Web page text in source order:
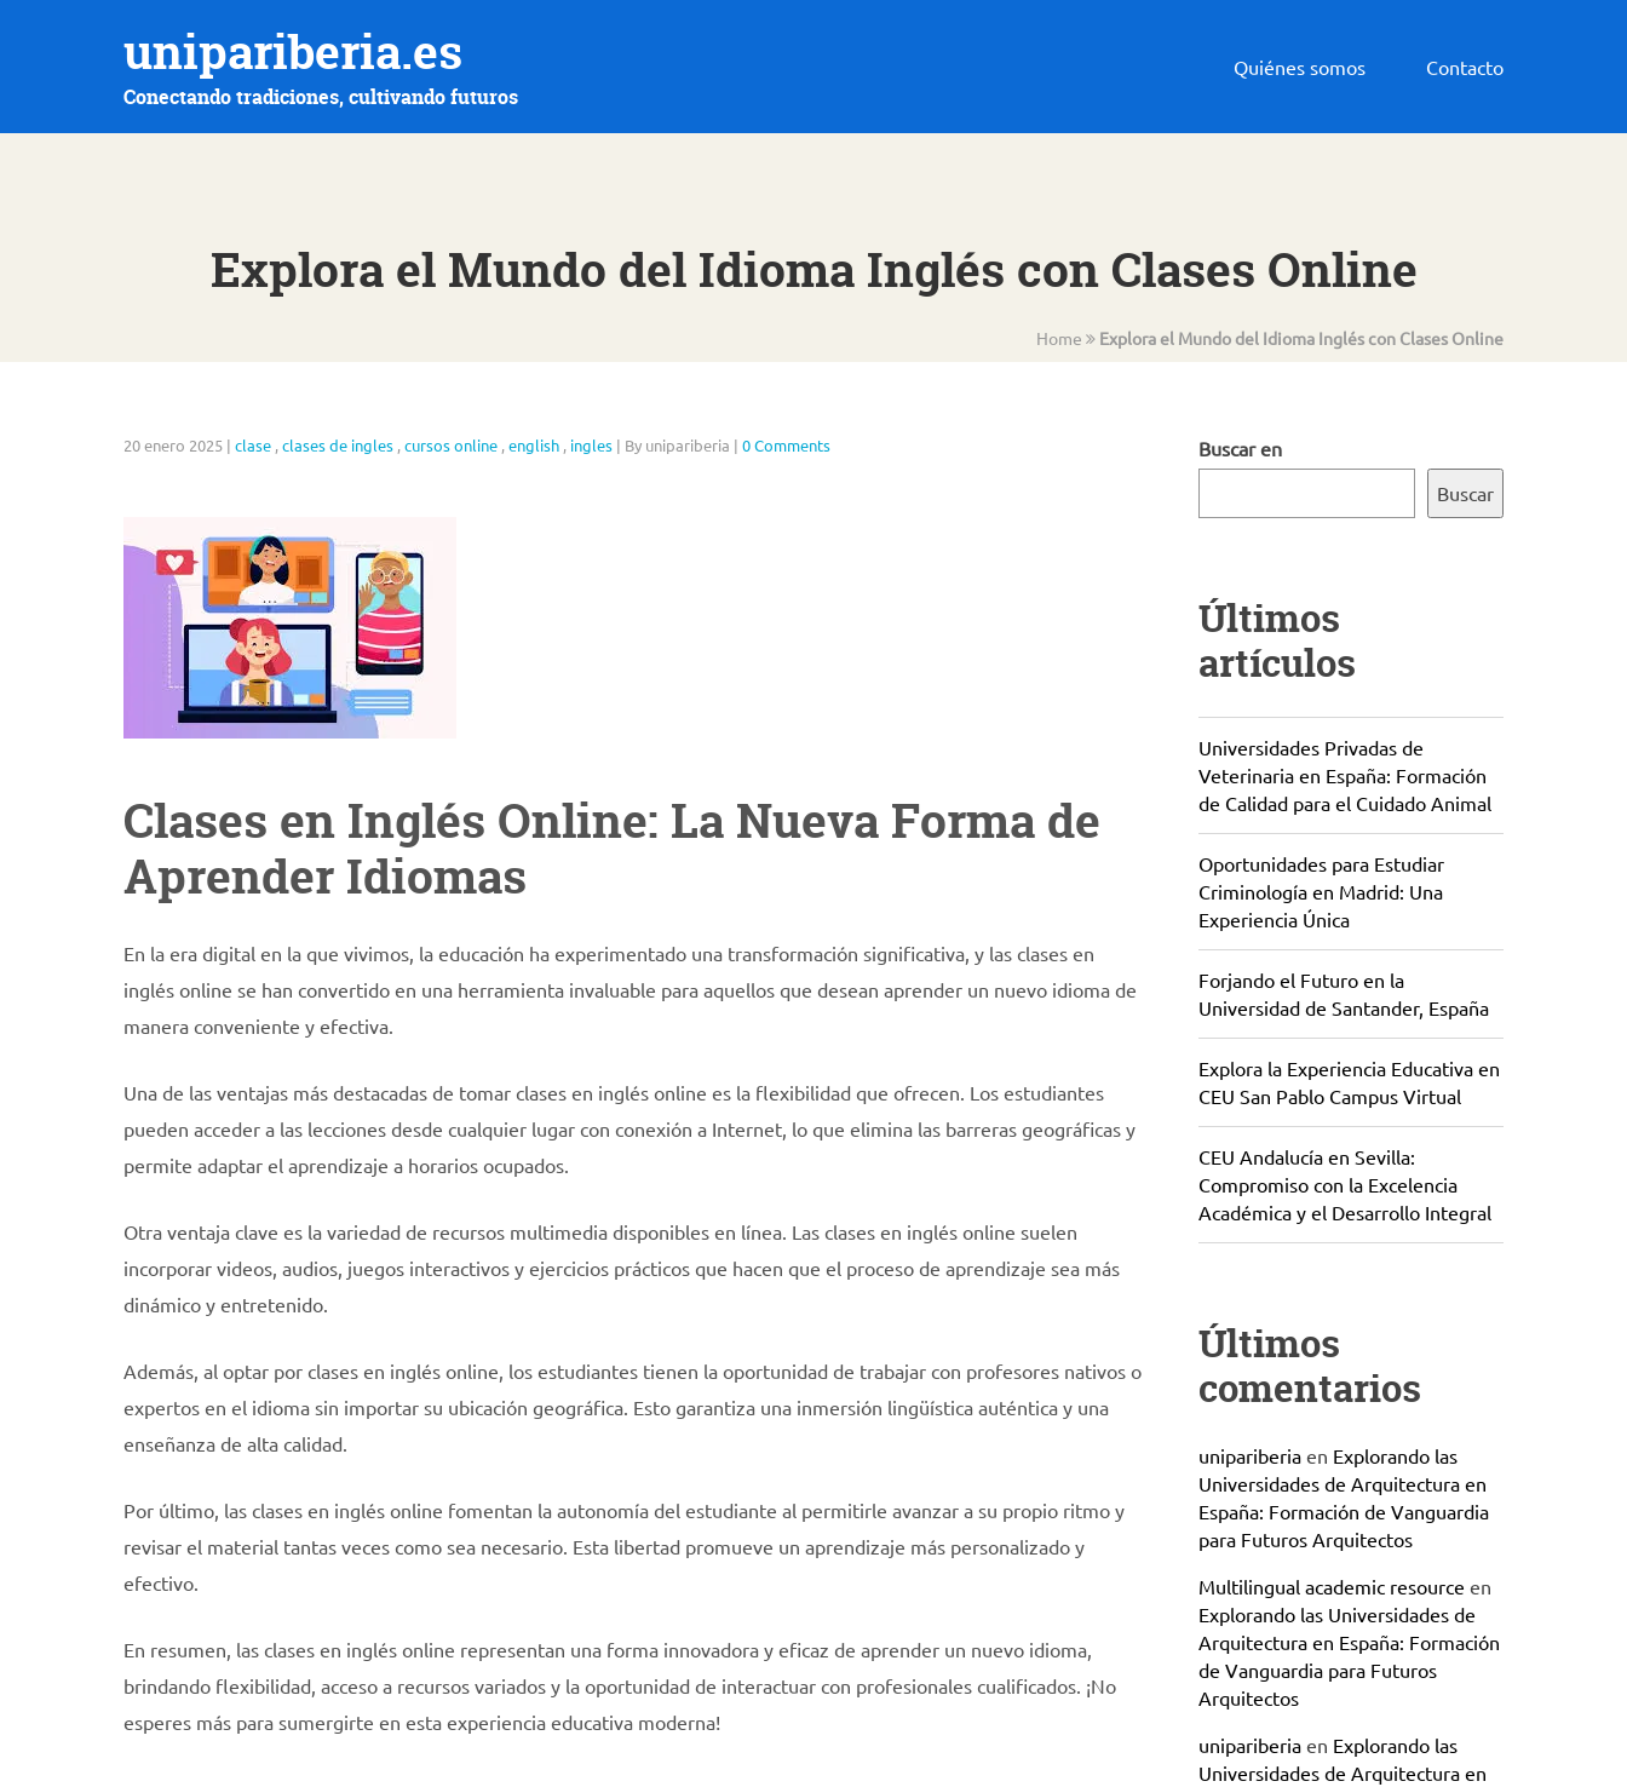
unipariberia.es
Conectando tradiciones, cultivando futuros
Quiénes somos Contacto
Explora el Mundo del Idioma Inglés con Clases Online
Home Explora el Mundo del Idioma Inglés con Clases Online
20 enero 2025 | clase ,clases de ingles ,cursos online ,english , ingles | By unipariberia | 0 Comments
Clases en Inglés Online: La Nueva Forma de
Aprender Idiomas
En la era digital en la que vivimos, la educación ha experimentado una transformación significativa, y las clases en
inglés online se han convertido en una herramienta invaluable para aquellos que desean aprender un nuevo idioma de
manera conveniente y efectiva.
Una de las ventajas más destacadas de tomar clases en inglés online es la flexibilidad que ofrecen. Los estudiantes
pueden acceder a las lecciones desde cualquier lugar con conexión a Internet, lo que elimina las barreras geográficas y
permite adaptar el aprendizaje a horarios ocupados.
Otra ventaja clave es la variedad de recursos multimedia disponibles en línea. Las clases en inglés online suelen
incorporar videos, audios, juegos interactivos y ejercicios prácticos que hacen que el proceso de aprendizaje sea más
dinámico y entretenido.
Además, al optar por clases en inglés online, los estudiantes tienen la oportunidad de trabajar con profesores nativos o
expertos en el idioma sin importar su ubicación geográfica. Esto garantiza una inmersión lingüística auténtica y una
enseñanza de alta calidad.
Por último, las clases en inglés online fomentan la autonomía del estudiante al permitirle avanzar a su propio ritmo y
revisar el material tantas veces como sea necesario. Esta libertad promueve un aprendizaje más personalizado y
efectivo.
En resumen, las clases en inglés online representan una forma innovadora y eficaz de aprender un nuevo idioma,
brindando flexibilidad, acceso a recursos variados y la oportunidad de interactuar con profesionales cualificados. ¡No
esperes más para sumergirte en esta experiencia educativa moderna!
Buscar en
Buscar
Últimos
artículos
Universidades Privadas de
Veterinaria en España: Formación
de Calidad para el Cuidado Animal
Oportunidades para Estudiar
Criminología en Madrid: Una
Experiencia Única
Forjando el Futuro en la
Universidad de Santander, España
Explora la Experiencia Educativa en
CEU San Pablo Campus Virtual
CEU Andalucía en Sevilla:
Compromiso con la Excelencia
Académica y el Desarrollo Integral
Últimos
comentarios
unipariberiaen Explorando las
Universidades de Arquitectura en
España: Formación de Vanguardia
para Futuros Arquitectos
Multilingual academic resource en
Explorando las Universidades de
Arquitectura en España: Formación
de Vanguardia para Futuros
Arquitectos
unipariberiaen Explorando las
Universidades de Arquitectura en